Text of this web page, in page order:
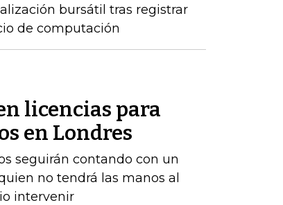
bursátil tras registrar
de computación
licencias para
​​en Londres
seguirán contando con un
no tendrá las manos al
intervenir